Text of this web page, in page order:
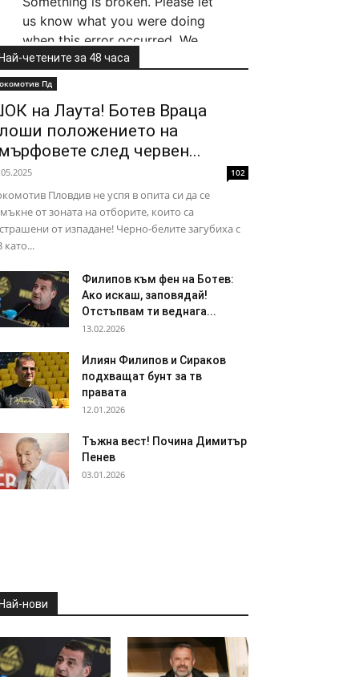
четените за 48 часа
Пд
на Лаута! Ботев Враца
положението на
след червен...
102
Пловдив не успя в опита си да се
от зоната на отборите, които са
от изпадане! Черно-белите загубиха с
като...
Филипов към фен на Ботев:
Ако искаш, заповядай!
Отстъпвам ти веднага...
13.02.2026
Илиян Филипов и Сираков
подхващат бунт за тв
правата
12.01.2026
Тъжна вест! Почина Димитър
Пенев
03.01.2026
нови